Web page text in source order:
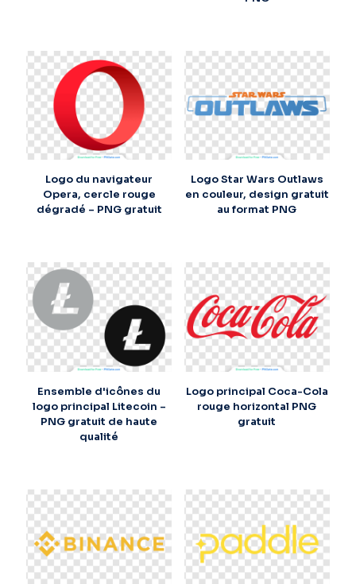
Logo du navigateur
Opera, cercle rouge
dégradé – PNG gratuit
Logo Star Wars Outlaws
en couleur, design gratuit
au format PNG
Ensemble d'icônes du
logo principal Litecoin –
PNG gratuit de haute
qualité
Logo principal Coca-Cola
rouge horizontal PNG
gratuit